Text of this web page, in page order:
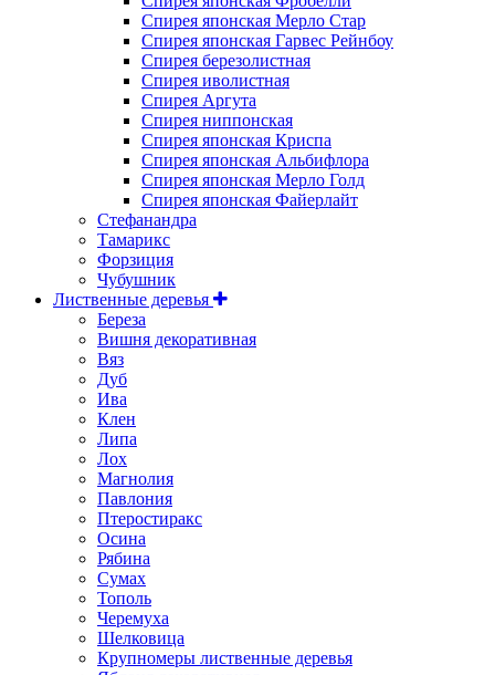
Спирея японская Мерло Стар
Спирея японская Гарвес Рейнбоу
Спирея березолистная
Спирея иволистная
Спирея Аргута
Спирея ниппонская
Спирея японская Криспа
Спирея японская Альбифлора
Спирея японская Мерло Голд
Спирея японская Файерлайт
Стефанандра
Тамарикс
Форзиция
Чубушник
Лиственные деревья
Береза
Вишня декоративная
Вяз
Дуб
Ива
Клен
Липа
Лох
Магнолия
Павлония
Птеростиракс
Осина
Рябина
Сумах
Тополь
Черемуха
Шелковица
Крупномеры лиственные деревья